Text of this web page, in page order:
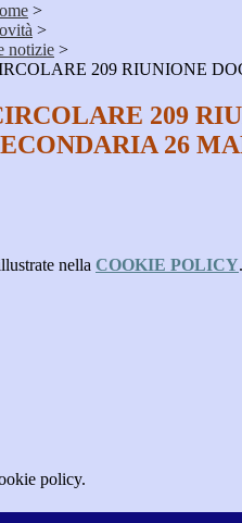
>
>
notizie >
209 RIUNIONE
209
26
nella COOKIE POLICY.
policy.